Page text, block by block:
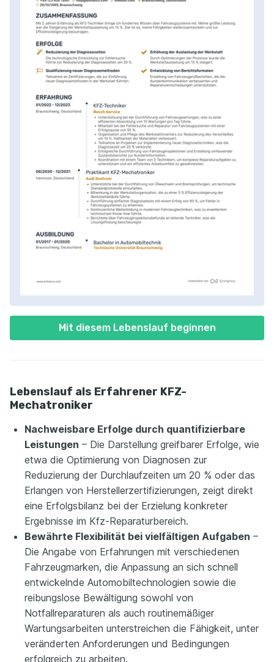
Mit diesem Lebenslauf beginnen
Lebenslauf als Erfahrener KFZ-
Mechatroniker
Nachweisbare Erfolge durch quantifizierbare
Leistungen – Die Darstellung greifbarer Erfolge, wie
etwa die Optimierung von Diagnosen zur
Reduzierung der Durchlaufzeiten um 20 % oder das
Erlangen von Herstellerzertifizierungen, zeigt direkt
eine Erfolgsbilanz bei der Erzielung konkreter
Ergebnisse im Kfz-Reparaturbereich.
Bewährte Flexibilität bei vielfältigen Aufgaben –
Die Angabe von Erfahrungen mit verschiedenen
Fahrzeugmarken, die Anpassung an sich schnell
entwickelnde Automobiltechnologien sowie die
reibungslose Bewältigung sowohl von
Notfallreparaturen als auch routinemäßiger
Wartungsarbeiten unterstreichen die Fähigkeit, unter
veränderten Anforderungen und Bedingungen
erfolgreich zu arbeiten.